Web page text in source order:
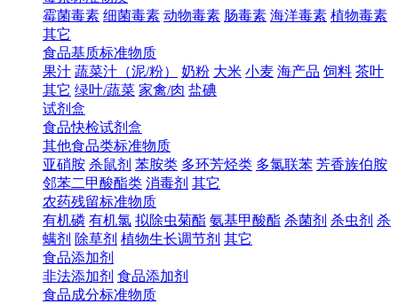
霉菌毒素 细菌毒素 动物毒素 肠毒素 海洋毒素 植物毒素
其它
食品基质标准物质
果汁 蔬菜汁（泥/粉） 奶粉 大米 小麦 海产品 饲料 茶叶
其它 绿叶/蔬菜 家禽/肉 盐碘
试剂盒
食品快检试剂盒
其他食品类标准物质
亚硝胺 杀鼠剂 苯胺类 多环芳烃类 多氯联苯 芳香族伯胺
邻苯二甲酸酯类 消毒剂 其它
农药残留标准物质
有机磷 有机氯 拟除虫菊酯 氨基甲酸酯 杀菌剂 杀虫剂 杀
螨剂 除草剂 植物生长调节剂 其它
食品添加剂
非法添加剂 食品添加剂
食品成分标准物质